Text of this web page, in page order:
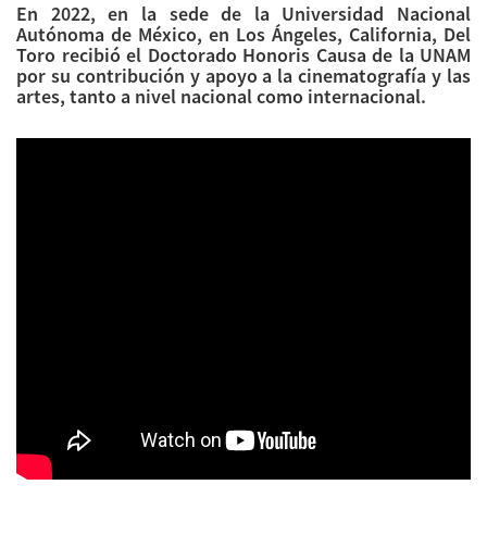
En 2022, en la sede de la Universidad Nacional
Autónoma de México, en Los Ángeles, California, Del
Toro recibió el Doctorado Honoris Causa de la UNAM
por su contribución y apoyo a la cinematografía y las
artes, tanto a nivel nacional como internacional.